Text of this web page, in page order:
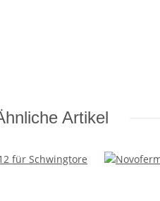
Artikel